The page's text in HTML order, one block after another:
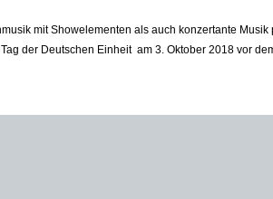
mit Showelementen als auch konzertante Musik
der Deutschen Einheit am 3. Oktober 2018 vor